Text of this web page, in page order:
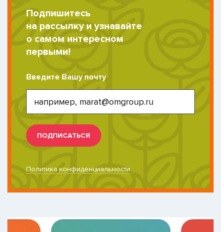
Подпишитесь
на рассылку и узнавайте
о самом интересном
первыми!
Введите Вашу почту
ПОДПИСАТЬСЯ
Политика конфиденциальности